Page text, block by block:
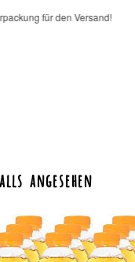
für den Versand!
angesehen